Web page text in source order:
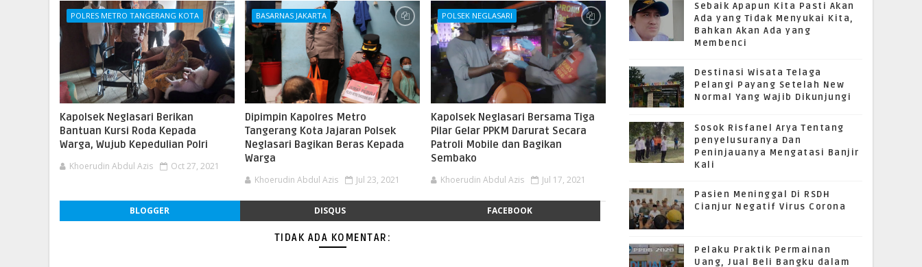
POLRES METRO TANGERANG KOTA
Kapolsek Neglasari Berikan
Bantuan Kursi Roda Kepada
Warga, Wujub Kepedulian Polri
Khoerudin Abdul Azis Oct 27, 2021
BASARNAS JAKARTA
Dipimpin Kapolres Metro
Tangerang Kota Jajaran Polsek
Neglasari Bagikan Beras Kepada
Warga
Khoerudin Abdul Azis Jul 23, 2021
POLSEK NEGLASARI
Kapolsek Neglasari Bersama Tiga
Pilar Gelar PPKM Darurat Secara
Patroli Mobile dan Bagikan
Sembako
Khoerudin Abdul Azis Jul 17, 2021
BLOGGER DISQUS FACEBOOK
TIDAK ADA KOMENTAR:
Sebaik Apapun Kita Pasti Akan
Ada yang Tidak Menyukai Kita,
Bahkan Akan Ada yang
Membenci
Destinasi Wisata Telaga
Pelangi Payang Setelah New
Normal Yang Wajib Dikunjungi
Sosok Risfanel Arya Tentang
penyelusuranya Dan
Peninjauanya Mengatasi Banjir
Kali
Pasien Meninggal Di RSDH
Cianjur Negatif Virus Corona
Pelaku Praktik Permainan
Uang, Jual Beli Bangku dalam